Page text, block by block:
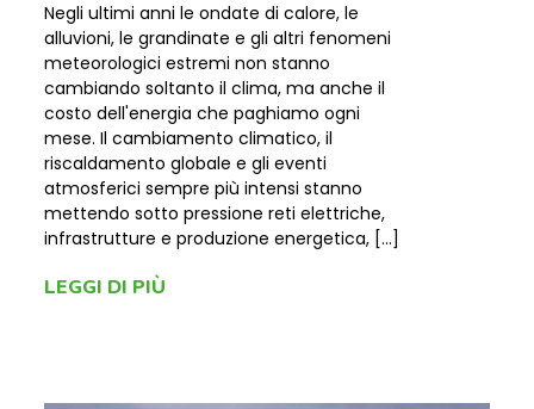
Negli ultimi anni le ondate di calore, le
alluvioni, le grandinate e gli altri fenomeni
meteorologici estremi non stanno
cambiando soltanto il clima, ma anche il
costo dell'energia che paghiamo ogni
mese. Il cambiamento climatico, il
riscaldamento globale e gli eventi
atmosferici sempre più intensi stanno
mettendo sotto pressione reti elettriche,
infrastrutture e produzione energetica, […]
LEGGI DI PIÙ